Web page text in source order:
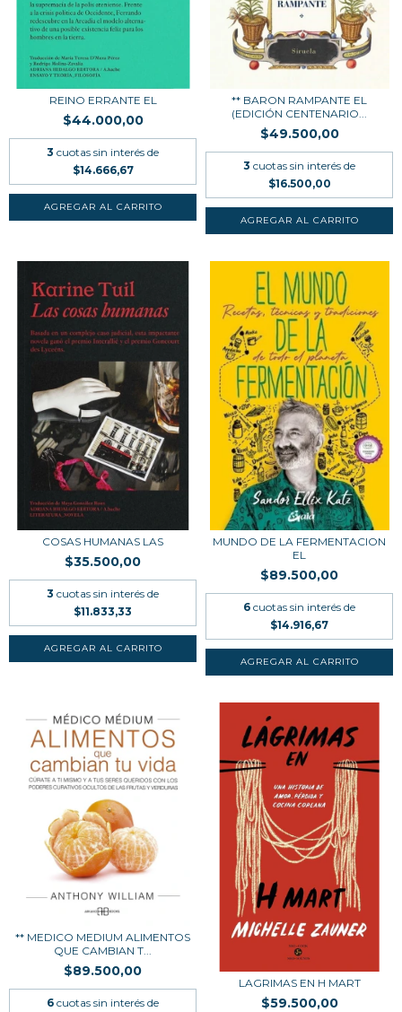
REINO ERRANTE EL
$44.000,00
3 cuotas sin interés de
$14.666,67
** BARON RAMPANTE EL
(EDICIÓN CENTENARIO...
$49.500,00
3 cuotas sin interés de
$16.500,00
COSAS HUMANAS LAS
$35.500,00
3 cuotas sin interés de
$11.833,33
MUNDO DE LA FERMENTACION
EL
$89.500,00
6 cuotas sin interés de
$14.916,67
** MEDICO MEDIUM ALIMENTOS
QUE CAMBIAN T...
$89.500,00
6 cuotas sin interés de
LAGRIMAS EN H MART
$59.500,00